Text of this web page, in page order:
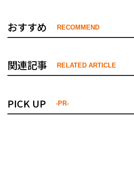
おすすめ RECOMMEND
関連記事 RELATED ARTICLE
PICK UP -PR-